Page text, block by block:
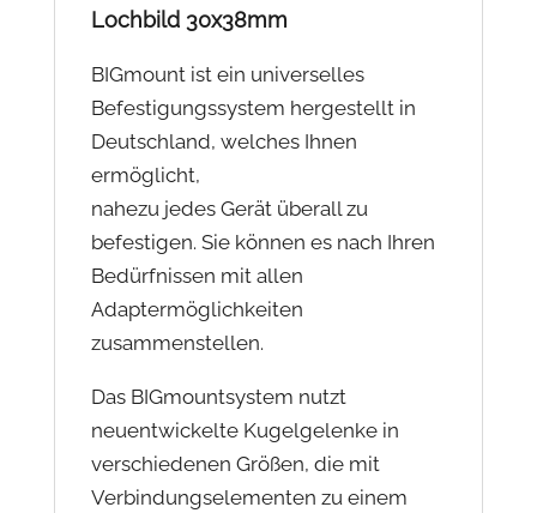
Lochbild 30x38mm
BIGmount ist ein universelles
Befestigungssystem hergestellt in
Deutschland, welches Ihnen
ermöglicht,
nahezu jedes Gerät überall zu
befestigen. Sie können es nach Ihren
Bedürfnissen mit allen
Adaptermöglichkeiten
zusammenstellen.
Das BIGmountsystem nutzt
neuentwickelte Kugelgelenke in
verschiedenen Größen, die mit
Verbindungselementen zu einem